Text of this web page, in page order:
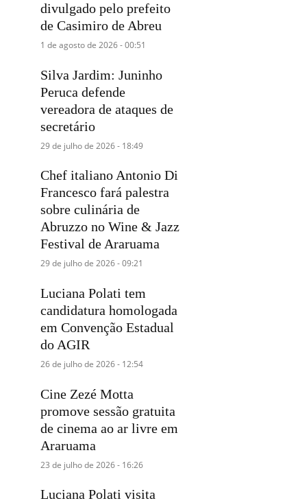
divulgado pelo prefeito
de Casimiro de Abreu
1 de agosto de 2026 - 00:51
Silva Jardim: Juninho
Peruca defende
vereadora de ataques de
secretário
29 de julho de 2026 - 18:49
Chef italiano Antonio Di
Francesco fará palestra
sobre culinária de
Abruzzo no Wine & Jazz
Festival de Araruama
29 de julho de 2026 - 09:21
Luciana Polati tem
candidatura homologada
em Convenção Estadual
do AGIR
26 de julho de 2026 - 12:54
Cine Zezé Motta
promove sessão gratuita
de cinema ao ar livre em
Araruama
23 de julho de 2026 - 16:26
Luciana Polati visita